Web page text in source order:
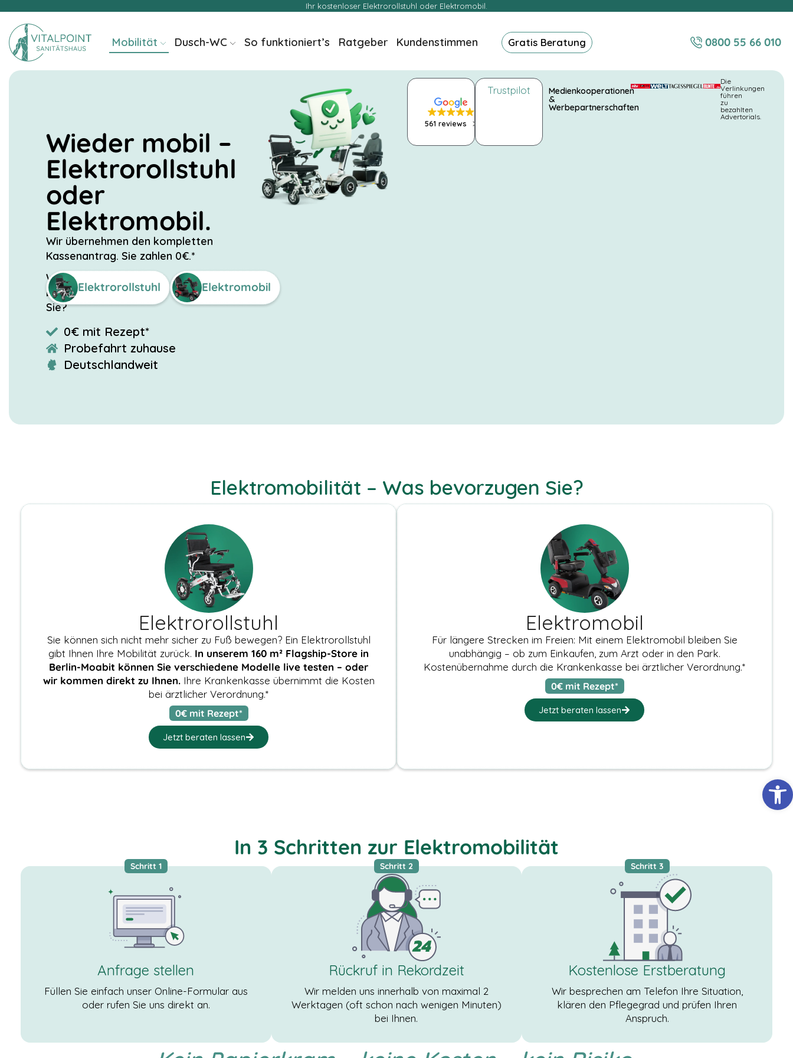
springen
Ihr kostenloser Elektrorollstuhl oder Elektromobil.
Mobilität Dusch-WC So funktioniert’s Ratgeber Kundenstimmen Gratis Beratung 0800 55 66 010
Wieder mobil –
Elektrorollstuhl
oder
Elektromobil.
Wir übernehmen den kompletten
Kassenantrag. Sie zahlen 0€.*
Was
benötigen
Sie?
Elektrorollstuhl Elektromobil
0€ mit Rezept*
Probefahrt zuhause
Deutschlandweit
561 reviews
Trustpilot Medienkooperationen
&
Werbepartnerschaften
Die
Verlinkungen
führen
zu
bezahlten
Advertorials.
Elektromobilität – Was bevorzugen Sie?
Elektrorollstuhl
Sie können sich nicht mehr sicher zu Fuß bewegen? Ein Elektrorollstuhl
gibt Ihnen Ihre Mobilität zurück. In unserem 160 m² Flagship-Store in
Berlin-Moabit können Sie verschiedene Modelle live testen – oder
wir kommen direkt zu Ihnen.Ihre Krankenkasse übernimmt die Kosten
bei ärztlicher Verordnung.*
0€ mit Rezept*
Jetzt beraten lassen
Elektromobil
Für längere Strecken im Freien: Mit einem Elektromobil bleiben Sie
unabhängig – ob zum Einkaufen, zum Arzt oder in den Park.
Kostenübernahme durch die Krankenkasse bei ärztlicher Verordnung.*
0€ mit Rezept*
Jetzt beraten lassen
In 3 Schritten zur Elektromobilität
Schritt 1
Anfrage stellen
Füllen Sie einfach unser Online-Formular aus
oder rufen Sie uns direkt an.
Schritt 2
Rückruf in Rekordzeit
Wir melden uns innerhalb von maximal 2
Werktagen (oft schon nach wenigen Minuten)
bei Ihnen.
Schritt 3
Kostenlose Erstberatung
Wir besprechen am Telefon Ihre Situation,
klären den Pflegegrad und prüfen Ihren
Anspruch.
werden
standardmäßig
nur solche
Cookies
gesetzt, die für
den Betrieb der
Webseite
zwingend
erforderlich
sind und somit
dem
berechtigten
Interesse
gemäß Art. 6
Abs. 1 S. 1 lit. f)
DSGVO
entsprechen.
STATISTIKEN
Damit wir die
Funktionalität
und die
Struktur der
Website
zur
Auswertung
EINBETTUNGEN
sogenanntes